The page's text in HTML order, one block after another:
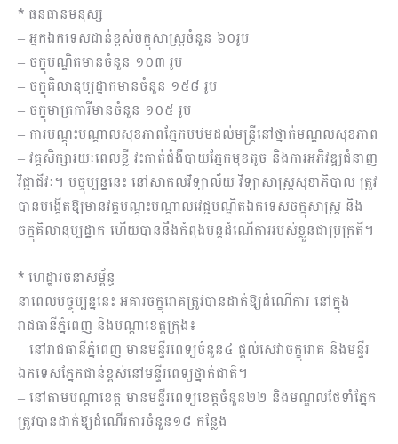
* ធនធានមនុស្ស
– អ្នកឯកទេសជាន់ខ្ពស់ចក្ខុសាស្ត្រចំនួន ៦០រូប
– ចក្ខុបណ្ឌិតមានចំនួន ១០៣ រូប
– ចក្ខុគិលានុប្បដ្ឋាកមានចំនួន ១៥៨ រូប
– ចក្ខុមាត្រការីមានចំនួន ១០៥ រូប
– ការបណ្តុះបណ្តាលសុខភាពភ្នែកបឋមដល់មន្ត្រីនៅថ្នាក់មណ្ឌលសុខភាព
– វគ្គសិក្សារយៈពេលខ្លី វះកាត់ជំងឺបាយភ្នែកមុខតូច និងការអភិវឌ្ឍជំនាញ
វិជ្ជាជីវៈ។ បច្ចុប្បន្ននេះ នៅសាកលវិទ្យាល័យ វិទ្យាសាស្ត្រសុខាភិបាល ត្រូវ
បានបង្កើតឱ្យមានវគ្គបណ្តុះបណ្តាលវេជ្ជបណ្ឌិតឯកទេសចក្ខុសាស្ត្រ និង
ចក្ខុគិលានុប្បដ្នាក ហើយបាននឹងកំពុងបន្តដំណើការរបស់ខ្លួនជាប្រក្រតី។
* ហេដ្ឋារចនាសម្ព័ន្ធ
នាពេលបច្ចុប្បន្ននេះ អគារចក្ខុរោគត្រូវបានដាក់ឱ្យដំណើការ នៅក្នុង
រាជធានីភ្នំពេញ និងបណ្តាខេត្តក្រុង៖
– នៅរាជធានីភ្នំពេញ មានមន្ទីរពេទ្យចំនួន៤ ផ្តល់សេវាចក្ខុរោគ និងមន្ទីរ
ឯកទេសភ្នែកជាន់ខ្ពស់នៅមន្ទីរពេទ្យថ្នាក់ជាតិ។
– នៅតាមបណ្តាខេត្ត មានមន្ទីរពេទ្យខេត្តចំនួន២២ និងមណ្ឌលថែទាំភ្នែក
ត្រូវបានដាក់ឱ្យដំណើរការចំនួន១៨ កន្លែង